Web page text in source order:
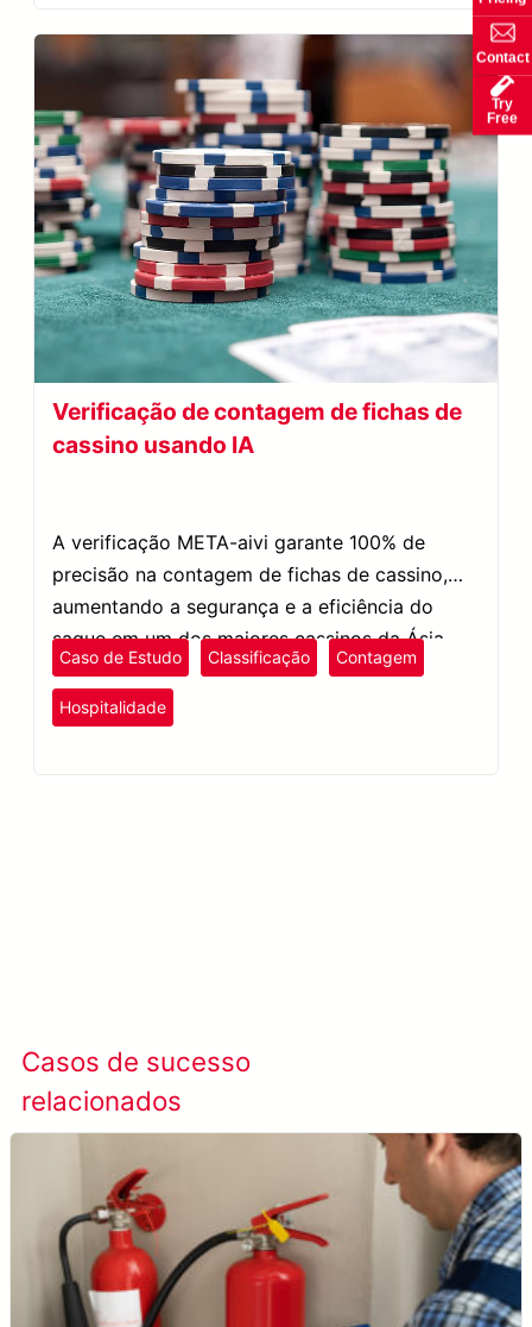
Verificação de contagem de fichas de
cassino usando IA
A verificação META-aivi garante 100% de
precisão na contagem de fichas de cassino,
aumentando a segurança e a eficiência do
saque em um dos maiores cassinos da Ásia.
Caso de Estudo Classificação Contagem
Hospitalidade
Casos de sucesso
relacionados
Contact
Try
Free